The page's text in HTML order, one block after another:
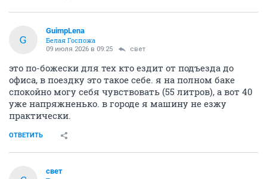
G
GuimpLena
Белая Госпожа
09 июля 2026 в 09:25 свет
это по-божески для тех кто ездит от подъезда до
офиса, в поездку это такое себе. я на полном баке
спокойно могу себя чувствовать (55 литров), а вот 40
уже напряжненько. в городе я машину не езжу
практически.
ОТВЕТИТЬ
свет